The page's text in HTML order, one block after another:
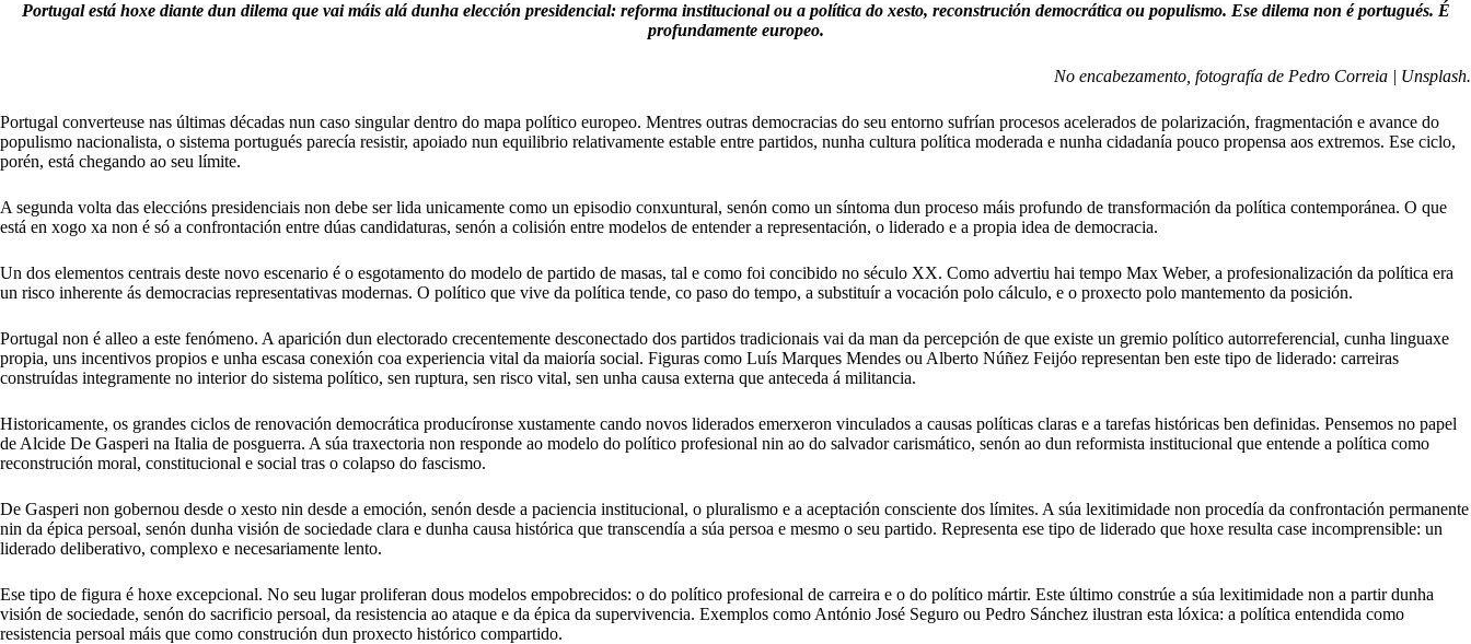
Portugal está hoxe diante dun dilema que vai máis alá dunha elección presidencial: reforma institucional ou a política do xesto, reconstrución democrática ou populismo. Ese dilema non é portugués. É
profundamente europeo.
No encabezamento, fotografía de Pedro Correia | Unsplash.
Portugal converteuse nas últimas décadas nun caso singular dentro do mapa político europeo. Mentres outras democracias do seu entorno sufrían procesos acelerados de polarización, fragmentación e avance do
populismo nacionalista, o sistema portugués parecía resistir, apoiado nun equilibrio relativamente estable entre partidos, nunha cultura política moderada e nunha cidadanía pouco propensa aos extremos. Ese ciclo,
porén, está chegando ao seu límite.
A segunda volta das eleccións presidenciais non debe ser lida unicamente como un episodio conxuntural, senón como un síntoma dun proceso máis profundo de transformación da política contemporánea. O que
está en xogo xa non é só a confrontación entre dúas candidaturas, senón a colisión entre modelos de entender a representación, o liderado e a propia idea de democracia.
Un dos elementos centrais deste novo escenario é o esgotamento do modelo de partido de masas, tal e como foi concibido no século XX. Como advertiu hai tempo Max Weber, a profesionalización da política era
un risco inherente ás democracias representativas modernas. O político que vive da política tende, co paso do tempo, a substituír a vocación polo cálculo, e o proxecto polo mantemento da posición.
Portugal non é alleo a este fenómeno. A aparición dun electorado crecentemente desconectado dos partidos tradicionais vai da man da percepción de que existe un gremio político autorreferencial, cunha linguaxe
propia, uns incentivos propios e unha escasa conexión coa experiencia vital da maioría social. Figuras como Luís Marques Mendes ou Alberto Núñez Feijóo representan ben este tipo de liderado: carreiras
construídas integramente no interior do sistema político, sen ruptura, sen risco vital, sen unha causa externa que anteceda á militancia.
Historicamente, os grandes ciclos de renovación democrática producíronse xustamente cando novos liderados emerxeron vinculados a causas políticas claras e a tarefas históricas ben definidas. Pensemos no papel
de Alcide De Gasperi na Italia de posguerra. A súa traxectoria non responde ao modelo do político profesional nin ao do salvador carismático, senón ao dun reformista institucional que entende a política como
reconstrución moral, constitucional e social tras o colapso do fascismo.
De Gasperi non gobernou desde o xesto nin desde a emoción, senón desde a paciencia institucional, o pluralismo e a aceptación consciente dos límites. A súa lexitimidade non procedía da confrontación permanente
nin da épica persoal, senón dunha visión de sociedade clara e dunha causa histórica que transcendía a súa persoa e mesmo o seu partido. Representa ese tipo de liderado que hoxe resulta case incomprensible: un
liderado deliberativo, complexo e necesariamente lento.
Ese tipo de figura é hoxe excepcional. No seu lugar proliferan dous modelos empobrecidos: o do político profesional de carreira e o do político mártir. Este último constrúe a súa lexitimidade non a partir dunha
visión de sociedade, senón do sacrificio persoal, da resistencia ao ataque e da épica da supervivencia. Exemplos como António José Seguro ou Pedro Sánchez ilustran esta lóxica: a política entendida como
resistencia persoal máis que como construción dun proxecto histórico compartido.